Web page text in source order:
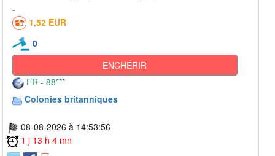
1,52 EUR
0
ENCHÉRIR
FR - 88***
Colonies britanniques
08-08-2026 à 14:53:56
1 j 13 h 4 mn